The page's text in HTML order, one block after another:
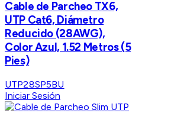
Cable de Parcheo TX6,
UTP Cat6, Diámetro
Reducido (28AWG),
Color Azul, 1.52 Metros (5
Pies)
UTP28SP5BU
Iniciar Sesión